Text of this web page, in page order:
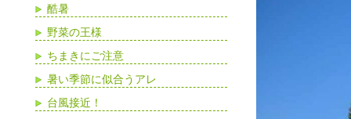
酷暑
野菜の王様
ちまきにご注意
暑い季節に似合うアレ
台風接近！